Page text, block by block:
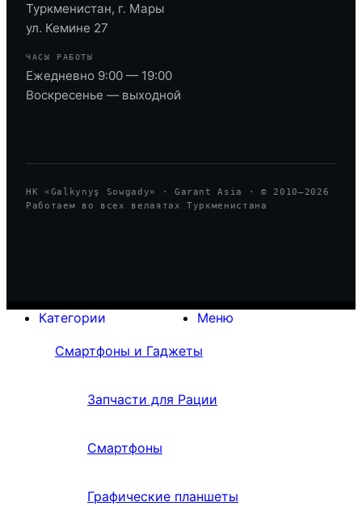
Туркменистан, г. Мары
ул. Кемине 27
ЧАСЫ РАБОТЫ
Ежедневно 9:00 — 19:00
Воскресенье — выходной
HK «Galkynyş Sowgady» · Garant Asia · © 2010—2026
Работаем во всех велаятах Туркменистана
Меню
Категории
Смартфоны и Гаджеты
Запчасти для Рации
Смартфоны
Графические планшеты